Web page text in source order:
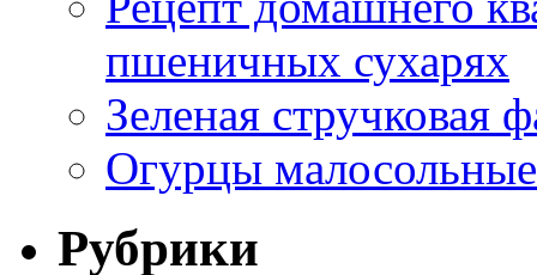
пшеничных сухарях
Зеленая стручковая
Огурцы
Рубрики